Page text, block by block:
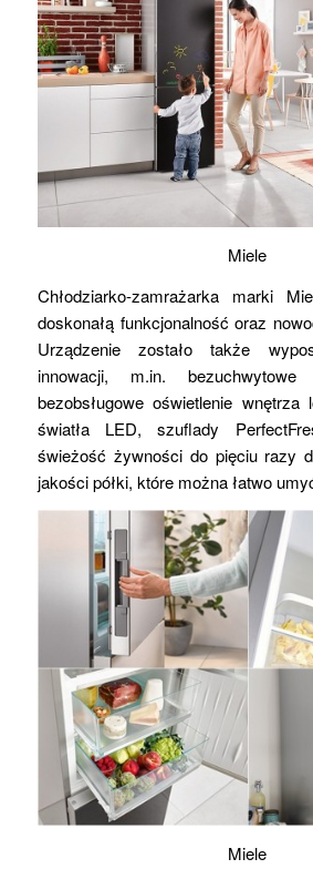
Miele
Chłodziarko-zamrażarka marki
doskonałą funkcjonalność oraz
Urządzenie zostało także
innowacji, m.in. bezuchwytowe
bezobsługowe oświetlenie
światła LED, szuflady
świeżość żywności do pięciu razy
jakości półki, które można łatwo
Miele